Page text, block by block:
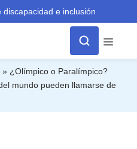
e inclusión
Menú
» ¿Olímpico o Paralímpico?
mundo pueden llamarse de